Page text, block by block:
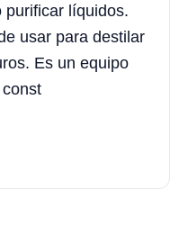
purificar líquidos.
usar para destilar
Es un equipo